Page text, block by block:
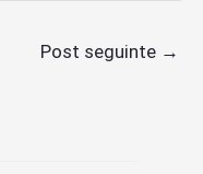
Post seguinte →